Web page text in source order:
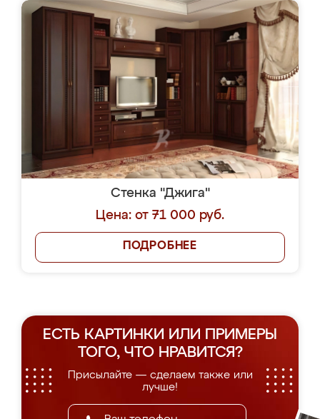
Стенка "Джига"
Цена: от 71 000 руб.
ПОДРОБНЕЕ
ЕСТЬ КАРТИНКИ ИЛИ ПРИМЕРЫ
ТОГО, ЧТО НРАВИТСЯ?
Присылайте — сделаем также или
лучше!